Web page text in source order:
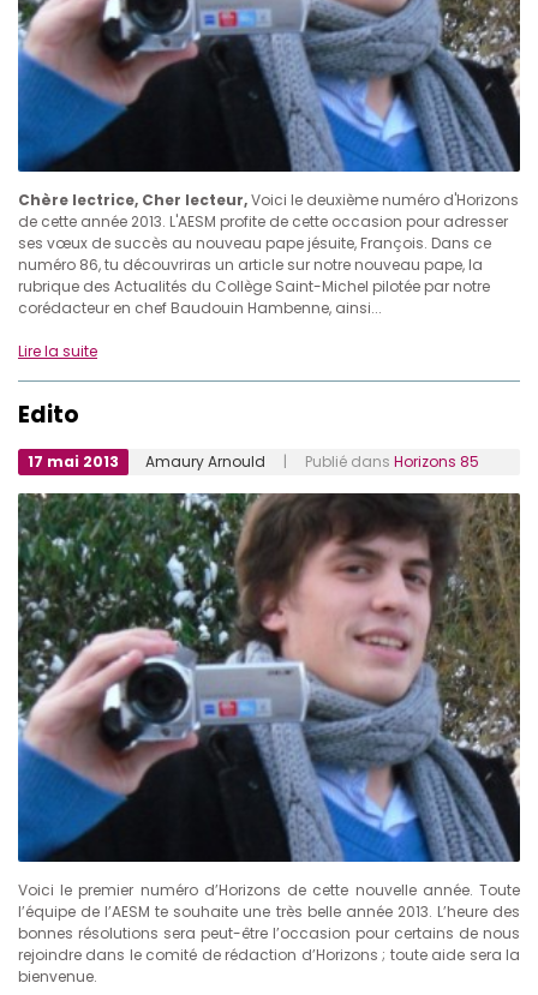
Chère lectrice, Cher lecteur,Voici le deuxième numéro d'Horizons
de cette année 2013. L'AESM profite de cette occasion pour adresser
ses vœux de succès au nouveau pape jésuite, François. Dans ce
numéro 86, tu découvriras un article sur notre nouveau pape, la
rubrique des Actualités du Collège Saint-Michel pilotée par notre
corédacteur en chef Baudouin Hambenne, ainsi...
Lire la suite
Edito
17 mai 2013 Amaury Arnould | Publié dans Horizons 85
Voici le premier numéro d’Horizons de cette nouvelle année. Toute
l’équipe de l’AESM te souhaite une très belle année 2013. L’heure des
bonnes résolutions sera peut-être l’occasion pour certains de nous
rejoindre dans le comité de rédaction d’Horizons ; toute aide sera la
bienvenue.